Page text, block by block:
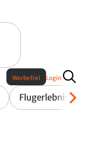
Flugerlebnis
Werbefrei Login